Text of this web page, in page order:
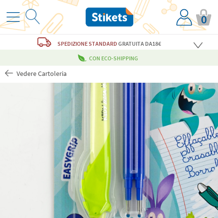
0
SPEDIZIONE STANDARD GRATUITADA18€
CON ECO-SHIPPING
Vedere Cartoleria